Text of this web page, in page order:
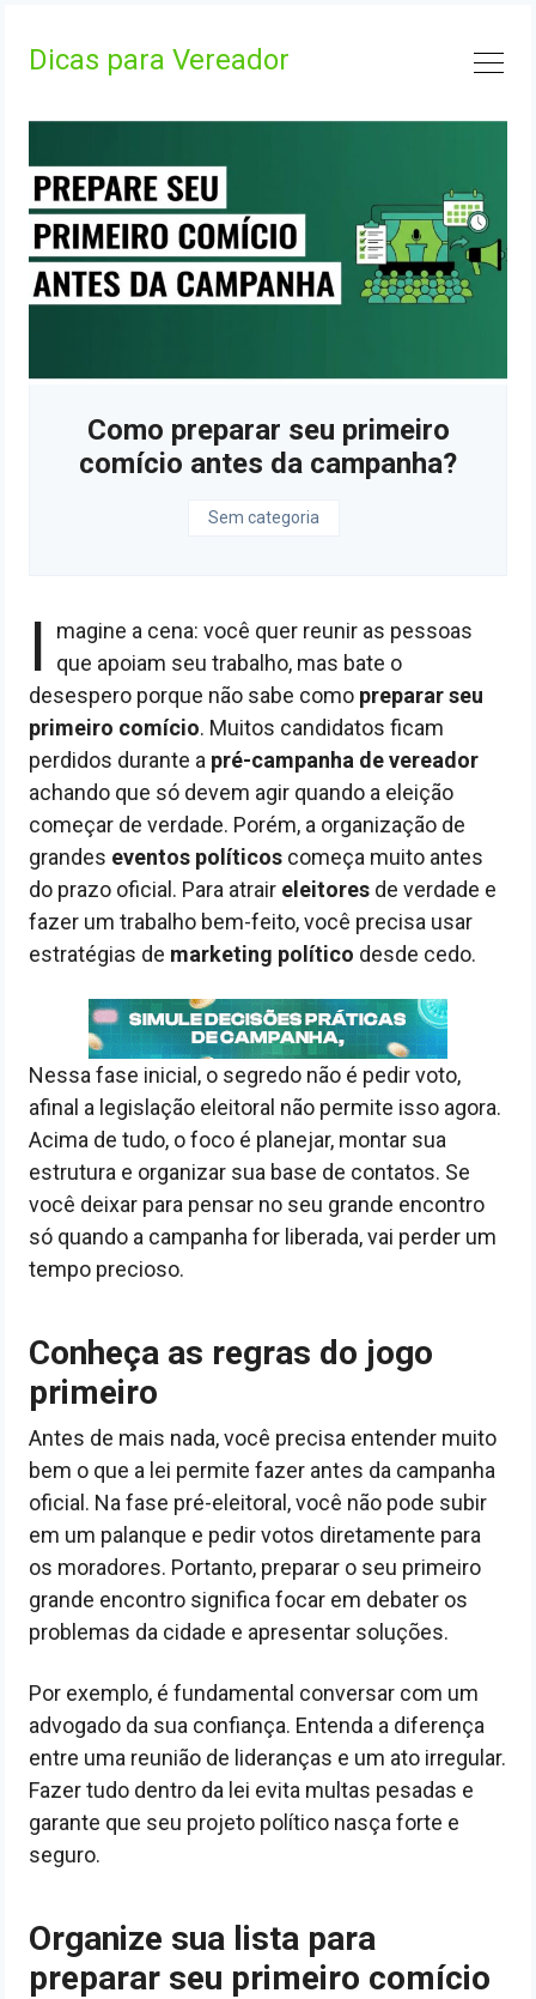
Dicas para Vereador
Como preparar seu primeiro
comício antes da campanha?
Sem categoria
I
magine a cena: você quer reunir as pessoas
que apoiam seu trabalho, mas bate o
desespero porque não sabe como preparar seu
primeiro comício. Muitos candidatos ficam
perdidos durante a pré-campanha de vereador
achando que só devem agir quando a eleição
começar de verdade. Porém, a organização de
grandes eventos políticos começa muito antes
do prazo oficial. Para atrair eleitores de verdade e
fazer um trabalho bem-feito, você precisa usar
estratégias de marketing político desde cedo.
Nessa fase inicial, o segredo não é pedir voto,
afinal a legislação eleitoral não permite isso agora.
Acima de tudo, o foco é planejar, montar sua
estrutura e organizar sua base de contatos. Se
você deixar para pensar no seu grande encontro
só quando a campanha for liberada, vai perder um
tempo precioso.
Conheça as regras do jogo
primeiro
Antes de mais nada, você precisa entender muito
bem o que a lei permite fazer antes da campanha
oficial. Na fase pré-eleitoral, você não pode subir
em um palanque e pedir votos diretamente para
os moradores. Portanto, preparar o seu primeiro
grande encontro significa focar em debater os
problemas da cidade e apresentar soluções.
Por exemplo, é fundamental conversar com um
advogado da sua confiança. Entenda a diferença
entre uma reunião de lideranças e um ato irregular.
Fazer tudo dentro da lei evita multas pesadas e
garante que seu projeto político nasça forte e
seguro.
Organize sua lista para
preparar seu primeiro comício